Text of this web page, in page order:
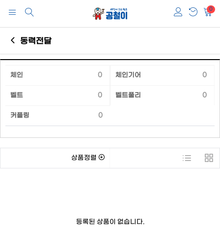
0
동력전달
체인 0 체인기어 0
벨트 0 벨트풀리 0
커플링 0
상품정렬
등록된 상품이 없습니다.